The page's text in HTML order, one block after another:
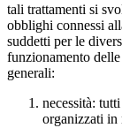
tali trattamenti si
obblighi connessi
suddetti per le
funzionamento
generali:
necessità:
organizzati in